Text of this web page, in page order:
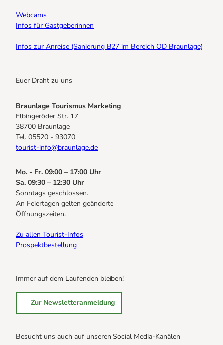
Webcams
Infos für Gastgeberinnen
Infos zur Anreise (Sanierung B27 im Bereich OD Braunlage)
Euer Draht zu uns
Braunlage Tourismus Marketing
Elbingeröder Str. 17
38700 Braunlage
Tel. 05520 - 93070
tourist-info@braunlage.de
Mo. - Fr. 09:00 – 17:00 Uhr
Sa. 09:30 – 12:30 Uhr
Sonntags geschlossen.
An Feiertagen gelten geänderte
Öffnungszeiten.
Zu allen Tourist-Infos
Prospektbestellung
Immer auf dem Laufenden bleiben!
Zur Newsletteranmeldung
Besucht uns auch auf unseren Social Media-Kanälen